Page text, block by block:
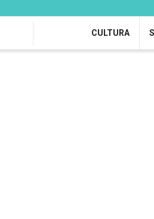
CULTURA